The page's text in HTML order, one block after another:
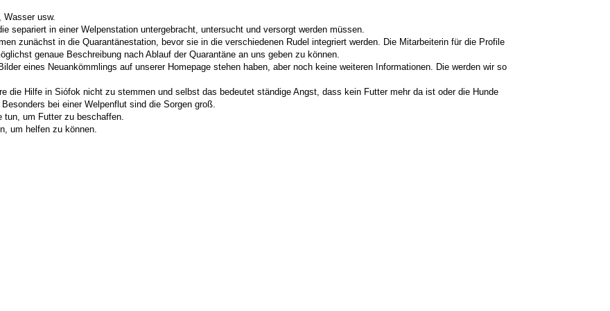
Wasser usw.
separiert in einer Welpenstation untergebracht, untersucht und versorgt werden müssen.
zunächst in die Quarantänestation, bevor sie in die verschiedenen Rudel integriert werden. Die Mitarbeiterin für die Profile
genaue Beschreibung nach Ablauf der Quarantäne an uns geben zu können.
eines Neuankömmlings auf unserer Homepage stehen haben, aber noch keine weiteren Informationen. Die werden wir so
die Hilfe in Siófok nicht zu stemmen und selbst das bedeutet ständige Angst, dass kein Futter mehr da ist oder die Hunde
bei einer Welpenflut sind die Sorgen groß.
tun, um Futter zu beschaffen.
um helfen zu können.